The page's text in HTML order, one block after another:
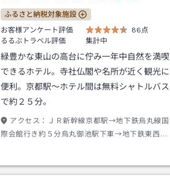
ふるさと納税対象施設
お客様アンケート評価
86点
るるぶトラベル評価
集計中
緑豊かな東山の高台に佇み一年中自然を満喫
できるホテル。寺社仏閣や名所が近く観光に
便利。京都駅～ホテル間は無料シャトルバス
で約２５分。
アクセス：
ＪＲ新幹線京都駅→地下鉄烏丸線国
際会館行き約５分烏丸御池駅下車→地下鉄東西線